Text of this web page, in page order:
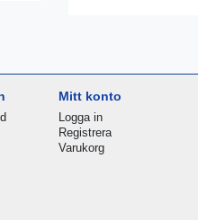
Mitt konto
Logga in
Registrera
Varukorg